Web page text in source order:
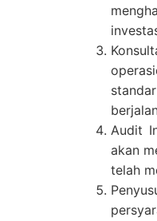
Audit
akan
telah